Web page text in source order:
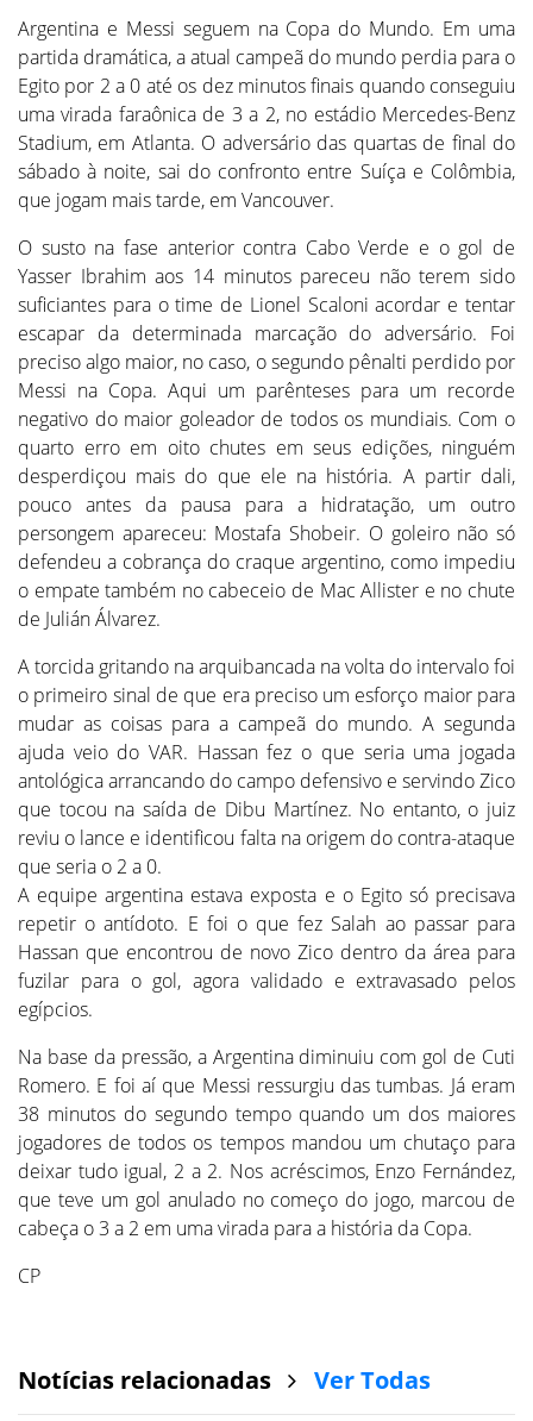
Argentina e Messi seguem na Copa do Mundo. Em uma
partida dramática, a atual campeã do mundo perdia para o
Egito por 2 a 0 até os dez minutos finais quando conseguiu
uma virada faraônica de 3 a 2, no estádio Mercedes-Benz
Stadium, em Atlanta. O adversário das quartas de final do
sábado à noite, sai do confronto entre Suíça e Colômbia,
que jogam mais tarde, em Vancouver.
O susto na fase anterior contra Cabo Verde e o gol de
Yasser Ibrahim aos 14 minutos pareceu não terem sido
suficiantes para o time de Lionel Scaloni acordar e tentar
escapar da determinada marcação do adversário. Foi
preciso algo maior, no caso, o segundo pênalti perdido por
Messi na Copa. Aqui um parênteses para um recorde
negativo do maior goleador de todos os mundiais. Com o
quarto erro em oito chutes em seus edições, ninguém
desperdiçou mais do que ele na história. A partir dali,
pouco antes da pausa para a hidratação, um outro
persongem apareceu: Mostafa Shobeir. O goleiro não só
defendeu a cobrança do craque argentino, como impediu
o empate também no cabeceio de Mac Allister e no chute
de Julián Álvarez.
A torcida gritando na arquibancada na volta do intervalo foi
o primeiro sinal de que era preciso um esforço maior para
mudar as coisas para a campeã do mundo. A segunda
ajuda veio do VAR. Hassan fez o que seria uma jogada
antológica arrancando do campo defensivo e servindo Zico
que tocou na saída de Dibu Martínez. No entanto, o juiz
reviu o lance e identificou falta na origem do contra-ataque
que seria o 2 a 0.
A equipe argentina estava exposta e o Egito só precisava
repetir o antídoto. E foi o que fez Salah ao passar para
Hassan que encontrou de novo Zico dentro da área para
fuzilar para o gol, agora validado e extravasado pelos
egípcios.
Na base da pressão, a Argentina diminuiu com gol de Cuti
Romero. E foi aí que Messi ressurgiu das tumbas. Já eram
38 minutos do segundo tempo quando um dos maiores
jogadores de todos os tempos mandou um chutaço para
deixar tudo igual, 2 a 2. Nos acréscimos, Enzo Fernández,
que teve um gol anulado no começo do jogo, marcou de
cabeça o 3 a 2 em uma virada para a história da Copa.
CP
Notícias relacionadas Ver Todas